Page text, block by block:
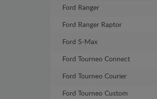
Ford Ranger
Ford Ranger Raptor
Ford S-Max
Ford Tourneo Connect
Ford Tourneo Courier
Ford Tourneo Custom